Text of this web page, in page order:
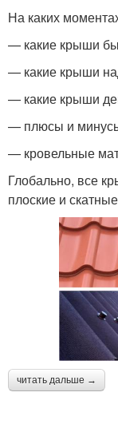
На каких
— какие крыши
— какие крыши
— какие крыши
— плюсы и
— кровельные
Глобально, все
плоские и
читать дальше →